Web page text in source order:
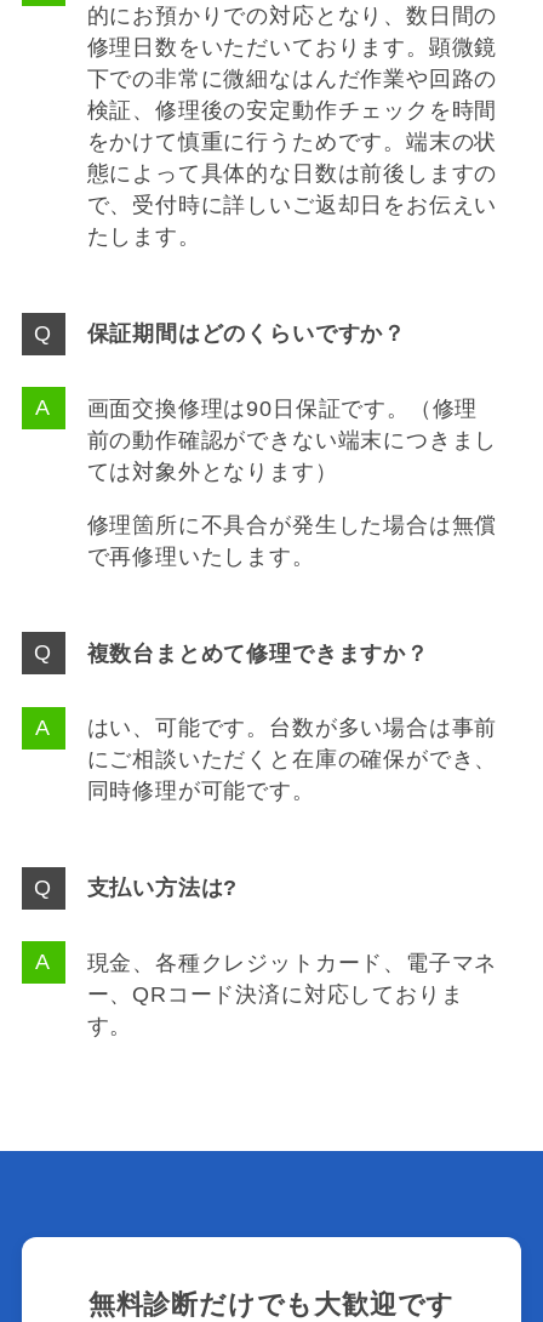
的にお預かりでの対応となり、数日間の
修理日数をいただいております。顕微鏡
下での非常に微細なはんだ作業や回路の
検証、修理後の安定動作チェックを時間
をかけて慎重に行うためです。端末の状
態によって具体的な日数は前後しますの
で、受付時に詳しいご返却日をお伝えい
たします。
保証期間はどのくらいですか？
画面交換修理は90日保証です。（修理
前の動作確認ができない端末につきまし
ては対象外となります）
修理箇所に不具合が発生した場合は無償
で再修理いたします。
複数台まとめて修理できますか？
はい、可能です。台数が多い場合は事前
にご相談いただくと在庫の確保ができ、
同時修理が可能です。
支払い方法は?
現金、各種クレジットカード、電子マネ
ー、QRコード決済に対応しておりま
す。
無料診断だけでも大歓迎です